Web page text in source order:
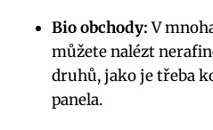
Bio obchody:V
můžete nalézt
druhů, jako je třeba
panela.